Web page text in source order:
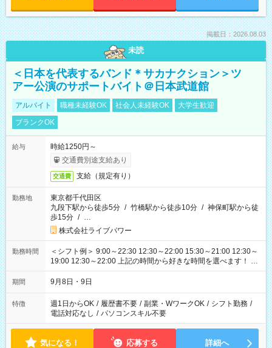
掲載日：2026.08.03
未読
＜日本を代表するバンド＊サカナクション＞ツ
アー公演のサポートバイト＠日本武道館
アルバイト 職種未経験OK 社会人未経験OK
大学生歓迎
ブランクOK
給与
時給1250円～
交通費別途支給あり
交通費 支給（規定有り）
勤務地
東京都千代田区
九段下駅から徒歩5分 / 竹橋駅から徒歩10分 / 神保町駅から徒
歩15分 / …
株式会社ライブパワー
勤務時間
＜シフト例＞ 9:00～22:30 12:30～22:00 15:30～21:00 12:30～
19:00 12:30～22:00 上記の時間から好きな時間を選べます！ ※
時間は変更となる可能性があります
期間 9月8日・9日
特徴 週1日からOK / 履歴書不要 / 副業・WワークOK / シフト勤務 /
電話対応なし / パソコンスキル不要
気になる！ 応募する 詳細へ